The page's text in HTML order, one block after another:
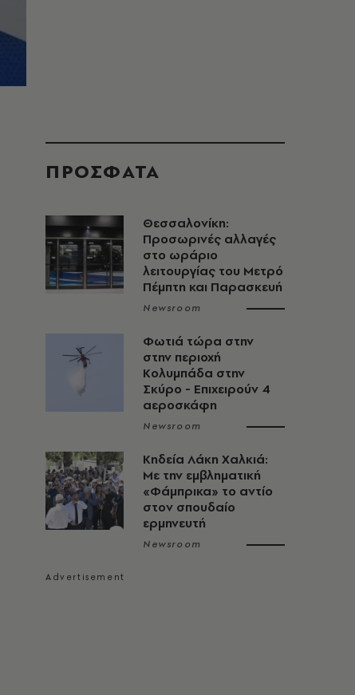
ΠΡΟΣΦΑΤΑ
Θεσσαλονίκη:
Προσωρινές αλλαγές
στο ωράριο
λειτουργίας του Μετρό
Πέμπτη και Παρασκευή
Newsroom
Φωτιά τώρα στην
στην περιοχή
Κολυμπάδα στην
Σκύρο - Επιχειρούν 4
αεροσκάφη
Newsroom
Κηδεία Λάκη Χαλκιά:
Με την εμβληματική
«Φάμπρικα» το αντίο
στον σπουδαίο
ερμηνευτή
Newsroom